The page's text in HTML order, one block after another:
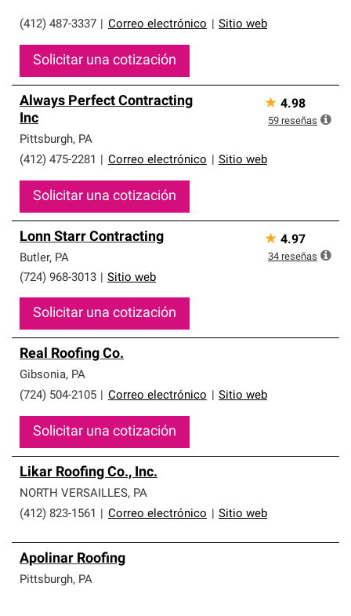
(412) 487-3337 Correo electrónico Sitio web
Solicitar una cotización
Always Perfect Contracting
Inc
Pittsburgh, PA
(412) 475-2281
Correo electrónico Sitio web
Solicitar una cotización
★ 4.98
59 reseñas
Lonn Starr Contracting
Butler, PA
(724) 968-3013
Sitio web
Solicitar una cotización
★ 4.97
34 reseñas
Real Roofing Co.
Gibsonia, PA
(724) 504-2105
Correo electrónico Sitio web
Solicitar una cotización
Likar Roofing Co., Inc.
NORTH VERSAILLES, PA
(412) 823-1561
Correo electrónico Sitio web
Apolinar Roofing
Pittsburgh, PA